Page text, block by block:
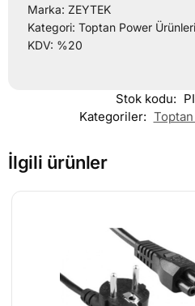
Marka: ZEYTEK
Kategori: Toptan Power Ürünleri
KDV: %20
Stok kodu:
Kategoriler:
İlgili ürünler